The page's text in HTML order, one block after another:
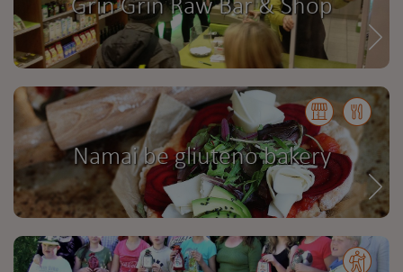
Grin Grin Raw Bar & Shop
Namai be gliuteno bakery